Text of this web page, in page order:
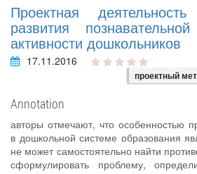
Проектная
развития
активности дошкольников
17.11.2016
проектный
Annotation
авторы отмечают, что особенностью
в дошкольной системе образования
не может самостоятельно найти
сформулировать проблему,